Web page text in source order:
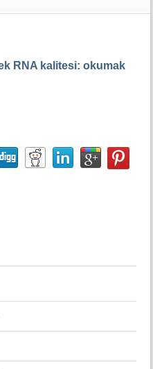
RNA kalitesi: okumak